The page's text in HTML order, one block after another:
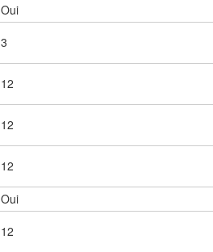
Oui
3
12
12
12
Oui
12